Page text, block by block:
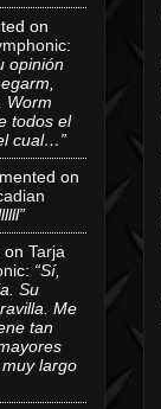
on
:
opinión
Worm
todos el
cual…”
on
on Tarja
: “Sí,
Su
Me
tan
largo